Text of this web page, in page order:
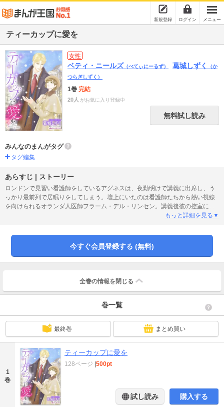
新規登録 ログイン メニュー
ティーカップに愛を
女性
ベティ・ニールズ （べてぃにーるず） 葛城しずく
（か
つらぎしずく）
1巻 完結
20人 がお気に入り登録中
無料試し読み
みんなのまんがタグ
タグ編集
あらすじ | ストーリー
ロンドンで見習い看護師をしているアグネスは、夜勤明けで講義に出席し、う
っかり最前列で居眠りをしてしまう。壇上にいたのは看護師たちから熱い視線
を向けられるオランダ人医師フラーム・デル・リンセン。講義後彼の控室に呼
び出され「君は尊敬心に欠けている。それに厚かましい」と叱責された。あ
感と淡い想いに心乱れるアグネス。ところが、それ以降何かと彼と会う機会が
もっと詳細を見る▼
今すぐ会員登録する (無料)
全巻の情報を 閉じる
巻一覧
最終巻 まとめ買い
1
巻
ティーカップに愛を
128ページ 500pt
試し読み 購入する